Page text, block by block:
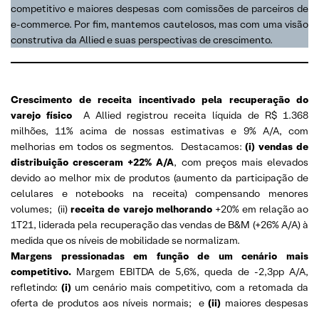
competitivo e maiores despesas com comissões de parceiros de
e-commerce. Por fim, mantemos cautelosos, mas com uma visão
construtiva da Allied e suas perspectivas de crescimento.
Crescimento de receita incentivado pela recuperação do
varejo físico
A Allied registrou receita líquida de R$ 1.368
milhões, 11% acima de nossas estimativas e 9% A/A, com
melhorias em todos os segmentos. Destacamos:(i) vendas de
distribuição cresceram +22% A/A, com preços mais elevados
devido ao melhor mix de produtos (aumento da participação de
celulares e notebooks na receita) compensando menores
volumes; (ii)receita de varejo melhorando+20% em relação ao
1T21, liderada pela recuperação das vendas de B&M (+26% A/A) à
medida que os níveis de mobilidade se normalizam.
Margens pressionadas em função de um cenário mais
competitivo. Margem EBITDA de 5,6%, queda de -2,3pp A/A,
refletindo: (i) um cenário mais competitivo, com a retomada da
oferta de produtos aos níveis normais; e(ii) maiores despesas